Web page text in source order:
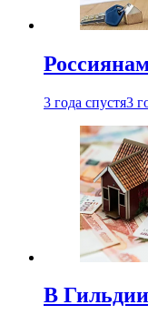
3 года спустя3
В Гильдии